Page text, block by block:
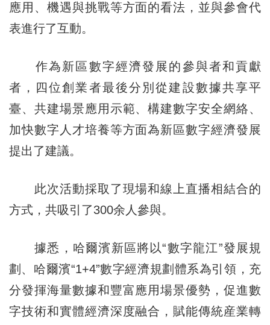
應用、機遇與挑戰等方面的看法，並與參會代
表進行了互動。
作為新區數字經濟發展的參與者和貢獻
者，四位創業者最後分別從建設數據共享平
臺、共建場景應用示範、構建數字安全網絡、
加快數字人才培養等方面為新區數字經濟發展
提出了建議。
此次活動採取了現場和線上直播相結合的
方式，共吸引了300余人參與。
據悉，哈爾濱新區將以“數字龍江”發展規
劃、哈爾濱“1+4”數字經濟規劃體系為引領，充
分發揮海量數據和豐富應用場景優勢，促進數
字技術和實體經濟深度融合，賦能傳統産業轉